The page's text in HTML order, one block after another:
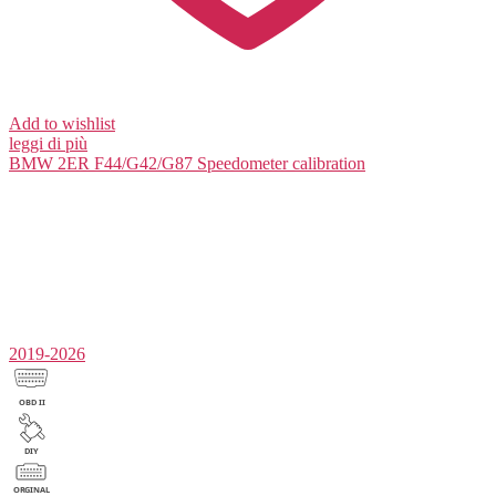
Add to wishlist
leggi di più
BMW 2ER F44/G42/G87 Speedometer calibration
2019-2026